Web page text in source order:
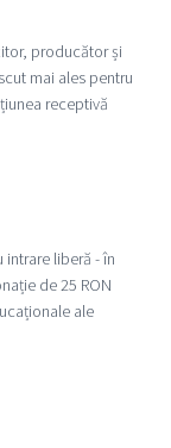
producător și
mai ales pentru
receptivă
liberă - în
de 25 RON
ale